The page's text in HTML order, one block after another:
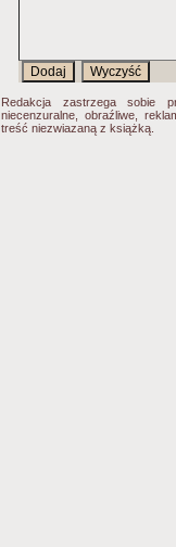
Redakcja zastrzega sobie
niecenzuralne, obraźliwe,
treść niezwiazaną z książką.